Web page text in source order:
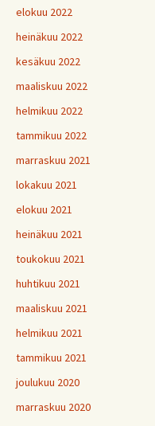
elokuu 2022
heinäkuu 2022
kesäkuu 2022
maaliskuu 2022
helmikuu 2022
tammikuu 2022
marraskuu 2021
lokakuu 2021
elokuu 2021
heinäkuu 2021
toukokuu 2021
huhtikuu 2021
maaliskuu 2021
helmikuu 2021
tammikuu 2021
joulukuu 2020
marraskuu 2020